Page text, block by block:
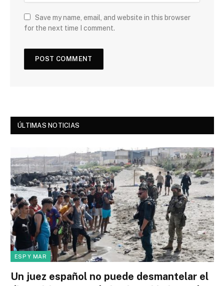
Save my name, email, and website in this browser
for the next time I comment.
ÚLTIMAS NOTICIAS
ESP Y MAR
Un juez español no puede desmantelar el